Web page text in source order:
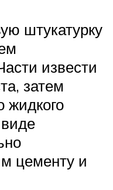
штукатурку
извести
затем
жидкого
цементу и